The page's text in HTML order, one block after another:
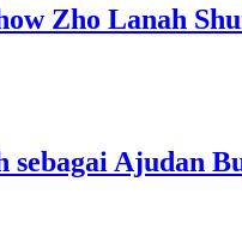
Zho Lanah
sebagai Ajudan